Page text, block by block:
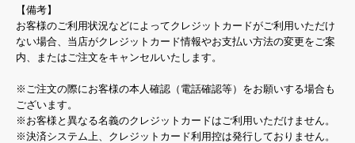
【備考】
お客様のご利用状況などによってクレジットカードがご利用いただけ
ない場合、当店がクレジットカード情報やお支払い方法の変更をご案
内、またはご注文をキャンセルいたします。
※ご注文の際にお客様の本人確認（電話確認等）をお願いする場合も
ございます。
※お客様と異なる名義のクレジットカードはご利用いただけません。
※決済システム上、クレジットカード利用控は発行しておりません。